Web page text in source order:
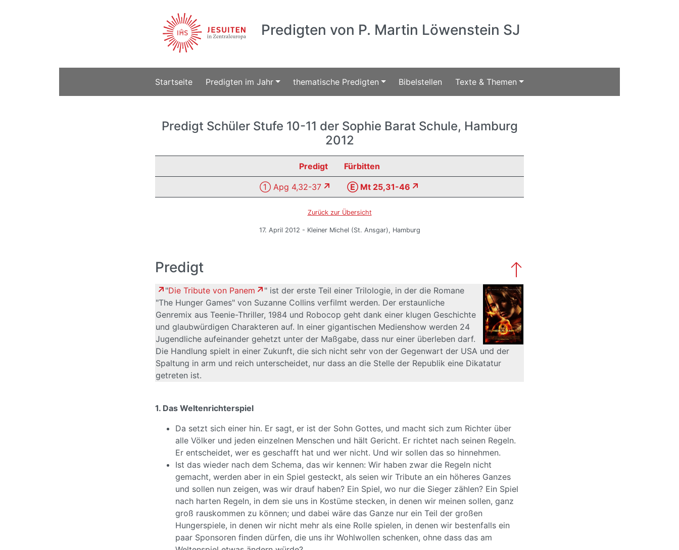
Predigten von P. Martin Löwenstein SJ
Startseite Predigten im Jahr thematische Predigten Bibelstellen Texte & Themen
Predigt Schüler Stufe 10-11 der Sophie Barat Schule, Hamburg
2012
Predigt Fürbitten
① Apg 4,32-37 Ⓔ Mt 25,31-46
Zurück zur Übersicht
17. April 2012 - Kleiner Michel (St. Ansgar), Hamburg
Predigt
"Die Tribute von Panem
" ist der erste Teil einer Trilologie, in der die Romane
"The Hunger Games" von Suzanne Collins verfilmt werden. Der erstaunliche
Genremix aus Teenie-Thriller, 1984 und Robocop geht dank einer klugen Geschichte
und glaubwürdigen Charakteren auf. In einer gigantischen Medienshow werden 24
Jugendliche aufeinander gehetzt unter der Maßgabe, dass nur einer überleben darf.
Die Handlung spielt in einer Zukunft, die sich nicht sehr von der Gegenwart der USA und der
Spaltung in arm und reich unterscheidet, nur dass an die Stelle der Republik eine Dikatatur
getreten ist.
1. Das Weltenrichterspiel
Da setzt sich einer hin. Er sagt, er ist der Sohn Gottes, und macht sich zum Richter über
alle Völker und jeden einzelnen Menschen und hält Gericht. Er richtet nach seinen Regeln.
Er entscheidet, wer es geschafft hat und wer nicht. Und wir sollen das so hinnehmen.
Ist das wieder nach dem Schema, das wir kennen: Wir haben zwar die Regeln nicht
gemacht, werden aber in ein Spiel gesteckt, als seien wir Tribute an ein höheres Ganzes
und sollen nun zeigen, was wir drauf haben? Ein Spiel, wo nur die Sieger zählen? Ein Spiel
nach harten Regeln, in dem sie uns in Kostüme stecken, in denen wir meinen sollen, ganz
groß rauskommen zu können; und dabei wäre das Ganze nur ein Teil der großen
Hungerspiele, in denen wir nicht mehr als eine Rolle spielen, in denen wir bestenfalls ein
paar Sponsoren finden dürfen, die uns ihr Wohlwollen schenken, ohne dass das am